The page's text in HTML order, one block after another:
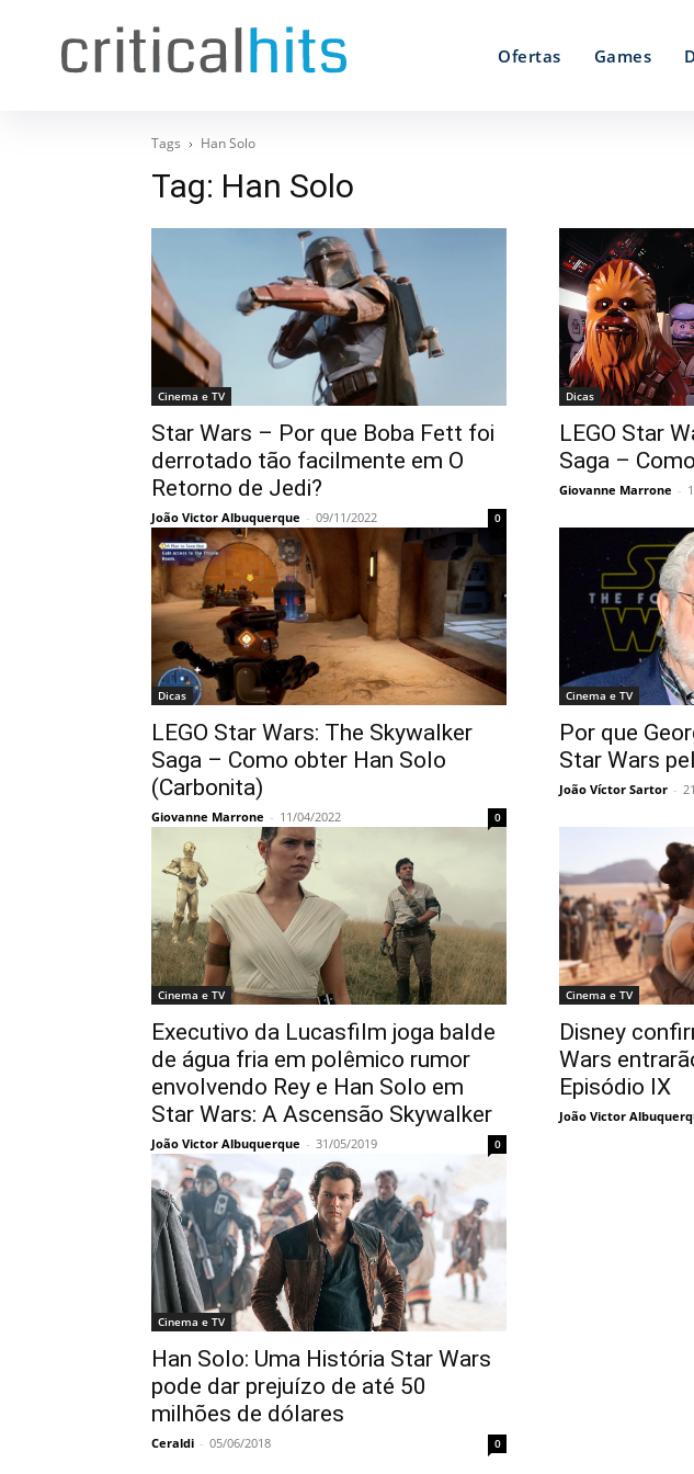
Ofertas Games
Tags Han Solo
Tag: Han Solo
Cinema e TV
Star Wars – Por que Boba Fett foi
derrotado tão facilmente em O
Retorno de Jedi?
João Victor Albuquerque - 09/11/2022 0
Dicas
LEGO Star
Saga –
Giovanne Marrone -
Dicas
LEGO Star Wars: The Skywalker
Saga – Como obter Han Solo
(Carbonita)
Giovanne Marrone - 11/04/2022 0
Cinema e TV
Por que
Star Wars
João Víctor Sartor -
Cinema e TV
Executivo da Lucasfilm joga balde
de água fria em polêmico rumor
envolvendo Rey e Han Solo em
Star Wars: A Ascensão Skywalker
João Victor Albuquerque - 31/05/2019 0
Cinema e TV
Disney
Wars
Episódio IX
João Victor
Cinema e TV
Han Solo: Uma História Star Wars
pode dar prejuízo de até 50
milhões de dólares
Ceraldi - 05/06/2018 0